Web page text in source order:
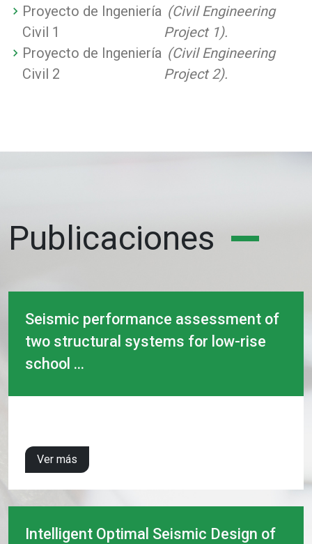
Proyecto de Ingeniería
Civil 1
(Civil Engineering
Project 1).
Proyecto de Ingeniería
Civil 2
(Civil Engineering
Project 2).
Publicaciones
Seismic performance assessment of
two structural systems for low-rise
school ...
Ver más
Intelligent Optimal Seismic Design of